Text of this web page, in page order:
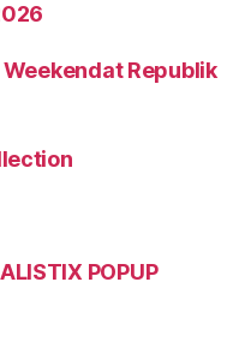
Republik
POPUP